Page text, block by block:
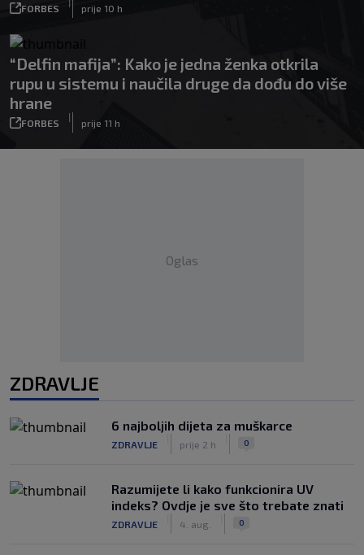
FORBES prije 10 h
“Delfin mafija”: Kako je jedna ženka otkrila
rupu u sistemu i naučila druge da dođu do više
hrane
FORBES
|
prije 11 h
Oglas
ZDRAVLJE
6 najboljih dijeta za muškarce
ZDRAVLJE prije 2 h 0
Razumijete li kako funkcionira UV
indeks? Ovdje je sve što trebate znati
ZDRAVLJE 4. aug. 0